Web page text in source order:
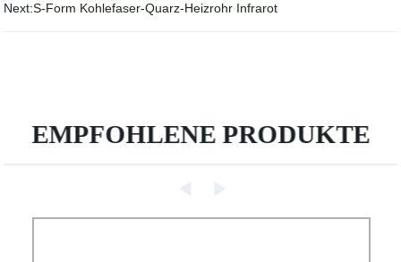
Next:S-Form Kohlefaser-Quarz-Heizrohr Infrarot
EMPFOHLENE PRODUKTE